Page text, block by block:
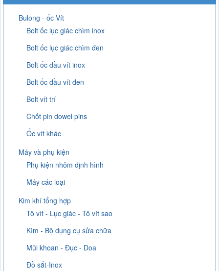
Bulong - ốc Vít
Bolt ốc lục giác chìm inox
Bolt ốc lục giác chìm đen
Bolt ốc đầu vít inox
Bolt ốc đầu vít đen
Bolt vít trí
Chốt pin dowel pins
Ốc vít khác
Máy và phụ kiện
Phụ kiện nhôm định hình
Máy các loại
Kim khí tổng hợp
Tô vít - Lục giác - Tô vít sao
Kìm - Bộ dụng cụ sửa chữa
Mũi khoan - Đục - Doa
Đồ sắt-Inox